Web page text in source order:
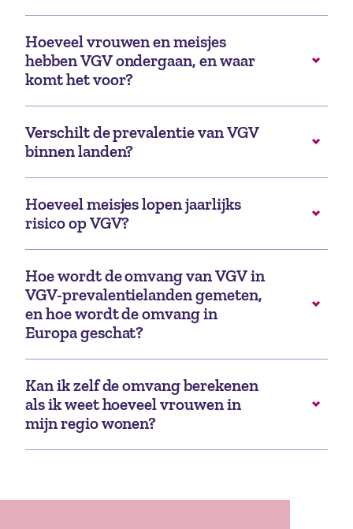
Hoeveel vrouwen en meisjes
hebben VGV ondergaan, en waar
komt het voor?
Verschilt de prevalentie van VGV
binnen landen?
Hoeveel meisjes lopen jaarlijks
risico op VGV?
Hoe wordt de omvang van VGV in
VGV-prevalentielanden gemeten,
en hoe wordt de omvang in
Europa geschat?
Kan ik zelf de omvang berekenen
als ik weet hoeveel vrouwen in
mijn regio wonen?